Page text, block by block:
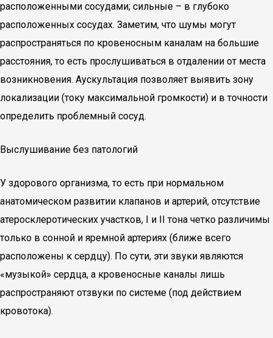
расположенными сосудами; сильные – в глубоко
расположенных сосудах. Заметим, что шумы могут
распространяться по кровеносным каналам на большие
расстояния, то есть прослушиваться в отдалении от места
возникновения. Аускультация позволяет выявить зону
локализации (току максимальной громкости) и в точности
определить проблемный сосуд.
Выслушивание без патологий
У здорового организма, то есть при нормальном
анатомическом развитии клапанов и артерий, отсутствие
атеросклеротических участков, I и II тона четко различимы
только в сонной и яремной артериях (ближе всего
расположены к сердцу). По сути, эти звуки являются
«музыкой» сердца, а кровеносные каналы лишь
распространяют отзвуки по системе (под действием
кровотока).